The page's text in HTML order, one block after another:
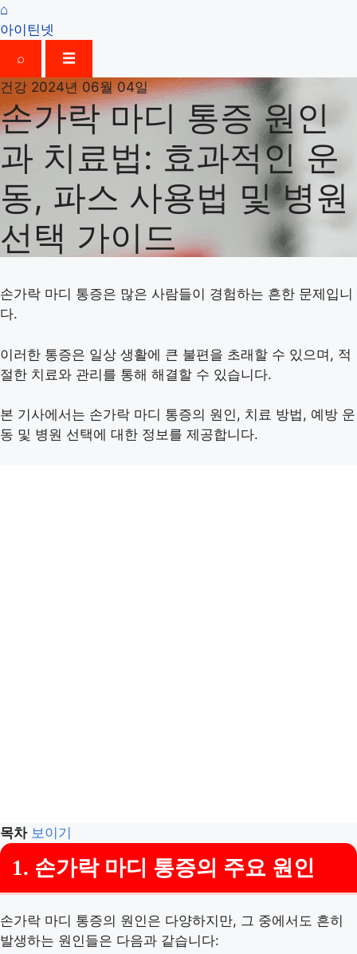
⌂
아이틴넷
⌕
☰
건강 2024년 06월 04일
손가락 마디 통증 원인
과 치료법: 효과적인 운
동, 파스 사용법 및 병원
선택 가이드
손가락 마디 통증은 많은 사람들이 경험하는 흔한 문제입니
다.
이러한 통증은 일상 생활에 큰 불편을 초래할 수 있으며, 적
절한 치료와 관리를 통해 해결할 수 있습니다.
본 기사에서는 손가락 마디 통증의 원인, 치료 방법, 예방 운
동 및 병원 선택에 대한 정보를 제공합니다.
목차 보이기
1. 손가락 마디 통증의 주요 원인
손가락 마디 통증의 원인은 다양하지만, 그 중에서도 흔히
발생하는 원인들은 다음과 같습니다: